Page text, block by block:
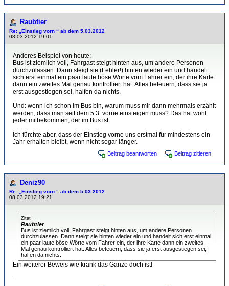
Raubtier
Re: „Einstieg vorn “ ab dem 5.03.2012
08.03.2012 19:01
Anderes Beispiel von heute:
Bus ist ziemlich voll, Fahrgast steigt hinten aus, um andere Personen
durchzulassen. Dann steigt sie (Fehler!) hinten wieder ein und handelt
sich erst einmal ein paar laute böse Wörte vom Fahrer ein, der ihre Karte
dann ein zweites Mal genau kontrolliert hat. Alles beteuern, dass sie ja
erst ausgestiegen sei, halfen da nichts.
Und: wenn ich schon im Bus bin, warum muss mir dann mehrmals erzählt
werden, dass man seit dem 5.3. vorne einsteigen muss? Das hat wohl
jeder mitbekommen, der im Bus ist.
Ich fürchte aber, dass der Einstieg vorne uns erstmal für mindestens ein
Jahr erhalten bleibt, wenn nicht sogar länger.
Beitrag beantworten Beitrag zitieren
Deniz90
Re: „Einstieg vorn “ ab dem 5.03.2012
08.03.2012 19:21
Zitat
Raubtier
Bus ist ziemlich voll, Fahrgast steigt hinten aus, um andere Personen
durchzulassen. Dann steigt sie hinten wieder ein und handelt sich erst einmal
ein paar laute böse Wörte vom Fahrer ein, der ihre Karte dann ein zweites
Mal genau kontrolliert hat. Alles beteuern, dass sie ja erst ausgestiegen sei,
halfen da nichts.
Ein weiterer Beweis wie krank das Ganze doch ist!
-